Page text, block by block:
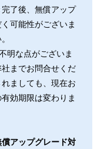
了後、無償アップ
可能性がございま
明な点がございま
までお問合せくだ
ましても、現在お
効期限は変わりま
償アップグレード対